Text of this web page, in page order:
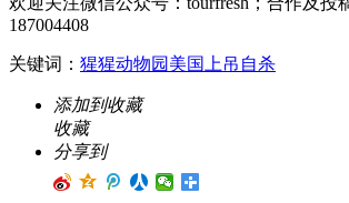
187004408
关键词： 猩猩动物园 美国 上吊自杀
添加到收藏
收藏
分享到